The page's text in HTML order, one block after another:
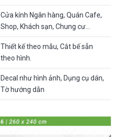
Cửa kính Ngân hàng, Quán Cafe,
Shop, Khách sạn, Chung cư…
Thiết kế theo mẫu, Cắt bế sẵn
theo hình.
Decal như hình ảnh, Dụng cụ dán,
Tờ hướng dẫn